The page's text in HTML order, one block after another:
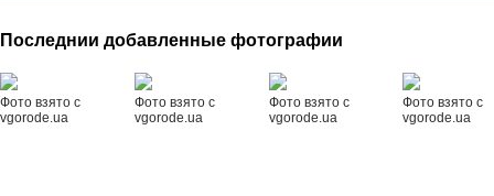
Последнии добавленные фотографии
Фото взято с
vgorode.ua
Фото взято с
vgorode.ua
Фото взято с
vgorode.ua
Фото взято с
vgorode.ua